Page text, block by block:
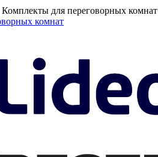
Комплекты для переговорных комнат
комнат